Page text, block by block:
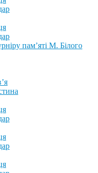
пам’яті М. Білого